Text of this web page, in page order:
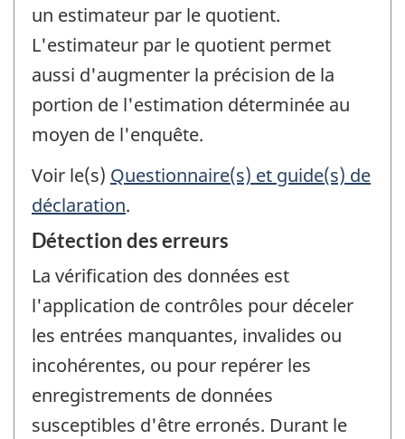
un estimateur par le quotient.
L'estimateur par le quotient permet
aussi d'augmenter la précision de la
portion de l'estimation déterminée au
moyen de l'enquête.
Voir le(s) Questionnaire(s) et guide(s) de
déclaration.
Détection des erreurs
La vérification des données est
l'application de contrôles pour déceler
les entrées manquantes, invalides ou
incohérentes, ou pour repérer les
enregistrements de données
susceptibles d'être erronés. Durant le